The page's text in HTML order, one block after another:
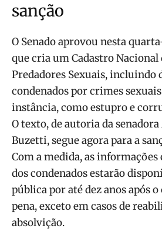
sanção
O Senado aprovou nesta
que cria um Cadastro Nacional
Predadores Sexuais, incluindo
condenados por crimes
instância, como estupro e
O texto, de autoria da
Buzetti, segue agora para a
Com a medida, as informações
dos condenados estarão
pública por até dez anos após
pena, exceto em casos de
absolvição.